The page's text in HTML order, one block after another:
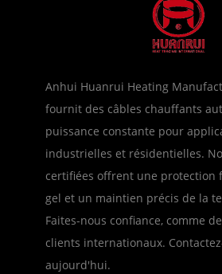
Anhui Huanrui Heating
fournit des câbles chauffants
puissance constante pour
industrielles et résidentielles.
certifiées offrent une protection
gel et un maintien précis de la
Faites-nous confiance, comme
clients internationaux.
aujourd'hui.